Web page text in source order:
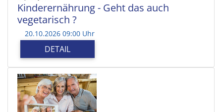
Kinderernährung - Geht das auch
vegetarisch ?
20.10.2026 09:00 Uhr
DETAIL